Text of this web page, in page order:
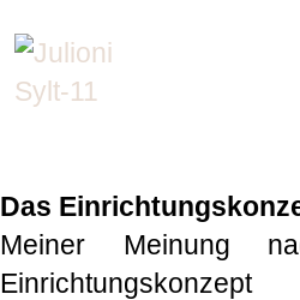
Das
Meiner Meinung